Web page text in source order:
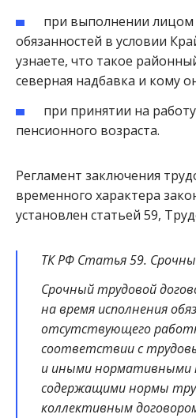
при выполнении
обязанностей в условии
узнаете, что такое
северная надбавка и кому
при принятии на
пенсионного возраста.
Регламент заключения
временного характера
установлен статьей 59,
ТК РФ Статья 59.
Срочный трудовой
на время исполнения
отсутствующего
соответствии с
и иными нормативными
содержащими нормы
коллективным